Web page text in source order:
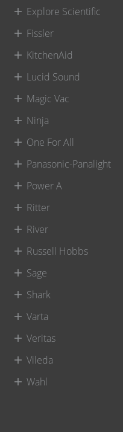
Explore Scientific
Fissler
KitchenAid
Lucid Sound
Magic Vac
Ninja
One For All
Panasonic-Panalight
Power A
Ritter
River
Russell Hobbs
Sage
Shark
Varta
Veritas
Vileda
Wahl